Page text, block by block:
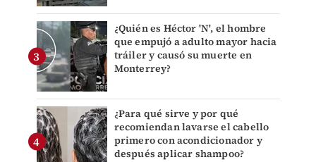
¿Quién es Héctor 'N', el hombre
que empujó a adulto mayor hacia
tráiler y causó su muerte en
Monterrey?
¿Para qué sirve y por qué
recomiendan lavarse el cabello
primero con acondicionador y
después aplicar shampoo?